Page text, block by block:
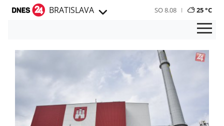
BRATISLAVA SO 8.08 25 °C